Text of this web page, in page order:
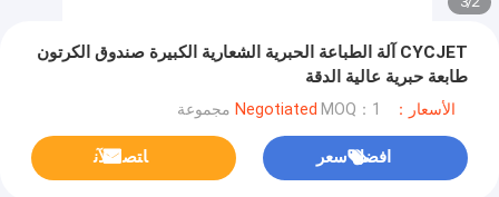
CYCJET آلة الطباعة الحبرية الشعارية الكبيرة صندوق الكرتون
طابعة حبرية عالية الدقة
الأسعار：Negotiated MOQ：1 مجموعة
افضل سعر ﺎﺘﺼﻟ ﺍﻶﻧ